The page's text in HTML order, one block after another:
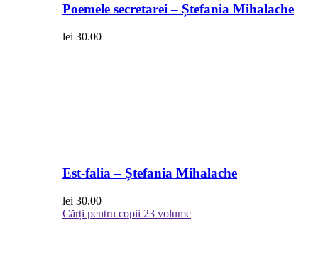
Poemele secretarei – Ștefania Mihalache
lei 30.00
Est-falia – Ștefania Mihalache
lei 30.00
Cărți pentru copii 23 volume